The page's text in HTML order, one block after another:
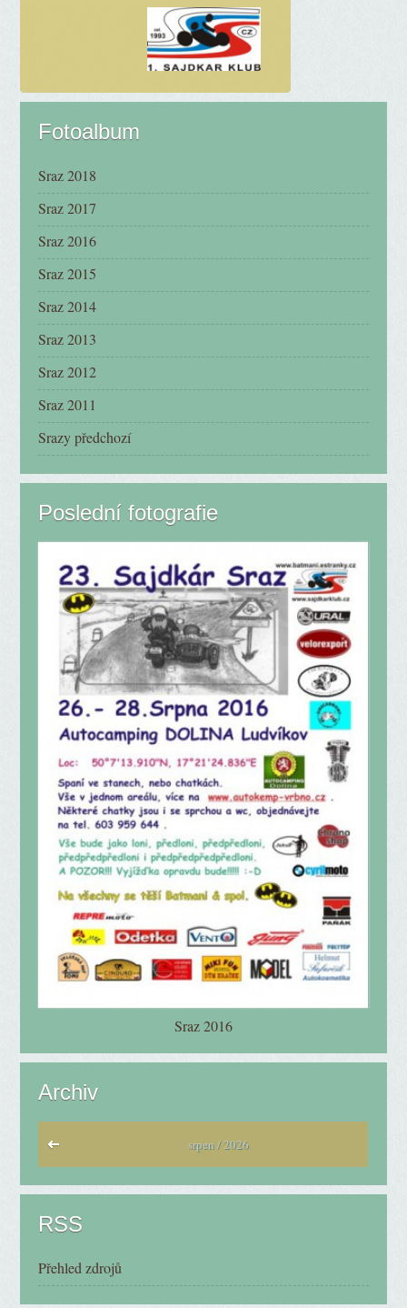
Fotoalbum
Sraz 2018
Sraz 2017
Sraz 2016
Sraz 2015
Sraz 2014
Sraz 2013
Sraz 2012
Sraz 2011
Srazy předchozí
Poslední fotografie
Sraz 2016
Archiv
srpen / 2026
RSS
Přehled zdrojů